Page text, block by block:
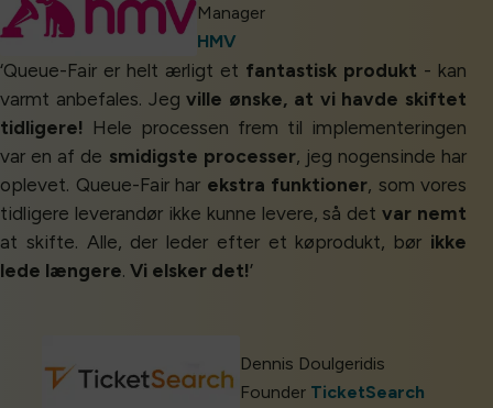
Manager
HMV
‘Queue-Fair er helt ærligt et fantastisk produkt - kan
varmt anbefales. Jegville ønske, at vi havde skiftet
tidligere! Hele processen frem til implementeringen
var en af de smidigste processer, jeg nogensinde har
oplevet. Queue-Fair har ekstra funktioner, som vores
tidligere leverandør ikke kunne levere, så detvar nemt
at skifte. Alle, der leder efter et køprodukt, bør ikke
lede længere. Vi elsker det!’
Dennis Doulgeridis
Founder TicketSearch